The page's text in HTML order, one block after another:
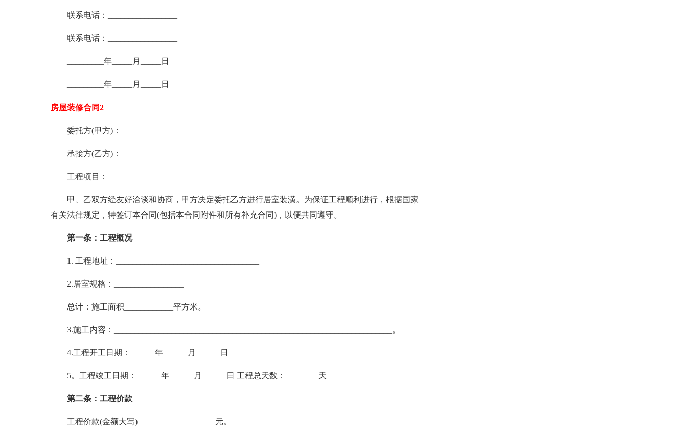
联系电话：_________________
联系电话：_________________
_________年_____月_____日
_________年_____月_____日
房屋装修合同2
委托方(甲方)：__________________________
承接方(乙方)：__________________________
工程项目：_____________________________________________
甲、乙双方经友好洽谈和协商，甲方决定委托乙方进行居室装潢。为保证工程顺利进行，根据国家
有关法律规定，特签订本合同(包括本合同附件和所有补充合同)，以便共同遵守。
第一条：工程概况
1. 工程地址：___________________________________
2.居室规格：_________________
总计：施工面积____________平方米。
3.施工内容：____________________________________________________________________。
4.工程开工日期：______年______月______日
5。工程竣工日期：______年______月______日 工程总天数：________天
第二条：工程价款
工程价款(金额大写)___________________元。